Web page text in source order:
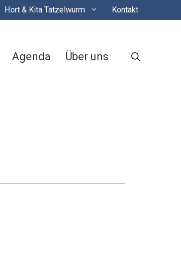
Hort & Kita Tatzelwurm Kontakt
Agenda Über uns